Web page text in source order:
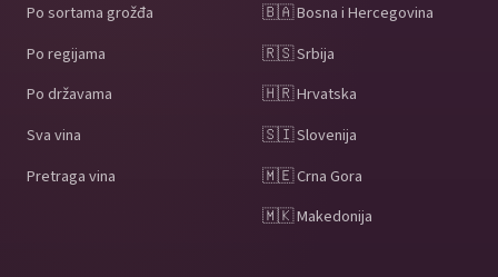
Po sortama grožđa
Po regijama
Po državama
Sva vina
Pretraga vina
🇧🇦 Bosna i Hercegovina
🇷🇸 Srbija
🇭🇷 Hrvatska
🇸🇮 Slovenija
🇲🇪 Crna Gora
🇲🇰 Makedonija